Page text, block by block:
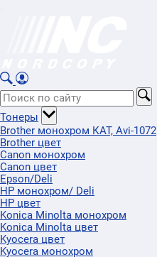
Тонеры
Brother монохром КАТ, Avi-1072
Brother цвет
Canon монохром
Canon цвет
Epson/Deli
HP монохром/ Deli
HP цвет
Konica Minolta монохром
Konica Minolta цвет
Kyocera цвет
Kyocera монохром